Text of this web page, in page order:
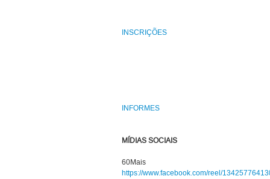
INSCRIÇÕES
INFORMES
MÍDIAS SOCIAIS
60Mais
https://www.facebook.com/reel/